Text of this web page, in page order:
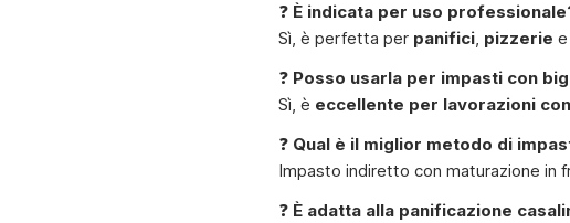
❓ È indicata per uso
Sì, è perfetta per panifici, pizzerie
❓ Posso usarla per impasti con
Sì, è eccellente per lavorazioni
❓ Qual è il miglior metodo di
Impasto indiretto con maturazione in
❓ È adatta alla panificazione